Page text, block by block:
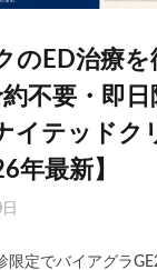
のED治療を
不要・即日
イテッドク
年最新】
限定でバイアグラ